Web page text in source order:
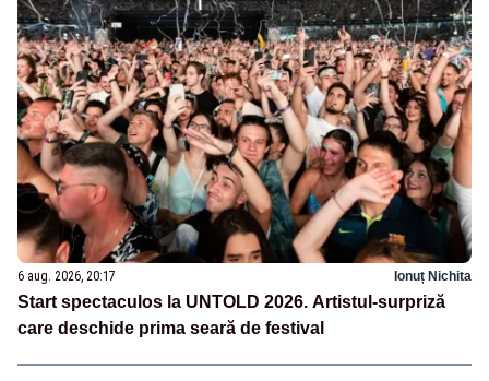
6 aug. 2026, 20:17 Ionuț Nichita
Start spectaculos la UNTOLD 2026. Artistul-surpriză
care deschide prima seară de festival